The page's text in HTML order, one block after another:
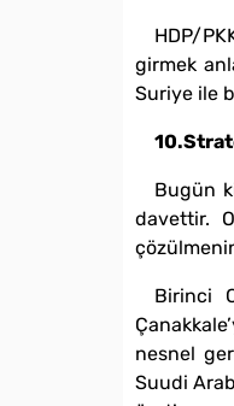
HDP/
girmek
Suriye ile
Bugün
davettir.
Birinci
nesnel
Suudi